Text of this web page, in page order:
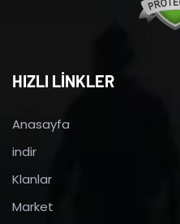
HIZLI LİNKLER
Anasayfa
indir
Klanlar
Market